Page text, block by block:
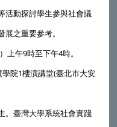
活動探討學生參與社會議
之重要參考。
上午9時至下午4時。
院1樓演講堂(臺北市大安
。臺灣大學系統社會實踐